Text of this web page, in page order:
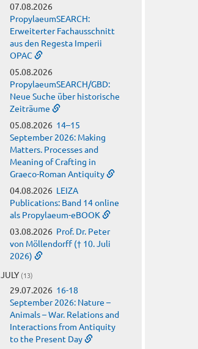
07.08.2026
PropylaeumSEARCH:
Erweiterter Fachausschnitt
aus den Regesta Imperii
OPAC
05.08.2026
PropylaeumSEARCH/GBD:
Neue Suche über historische
Zeiträume
05.08.2026 14–15
September 2026: Making
Matters. Processes and
Meaning of Crafting in
Graeco-Roman Antiquity
04.08.2026 LEIZA
Publications: Band 14 online
als Propylaeum-eBOOK
03.08.2026 Prof. Dr. Peter
von Möllendorff († 10. Juli
2026)
JULY (13)
29.07.2026 16-18
September 2026: Nature –
Animals – War. Relations and
Interactions from Antiquity
to the Present Day